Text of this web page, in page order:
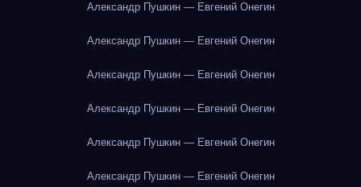
Александр Пушкин — Евгений Онегин
Александр Пушкин — Евгений Онегин
Александр Пушкин — Евгений Онегин
Александр Пушкин — Евгений Онегин
Александр Пушкин — Евгений Онегин
Александр Пушкин — Евгений Онегин